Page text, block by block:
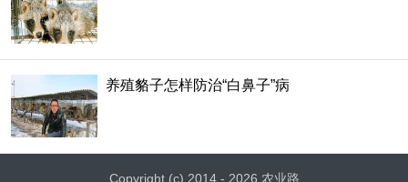
养殖貉子怎样防治“白鼻子”病
Copyright (c) 2014 - 2026 农业路